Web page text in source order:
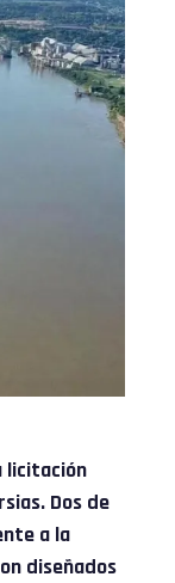
licitación
Dos de
a la
diseñados